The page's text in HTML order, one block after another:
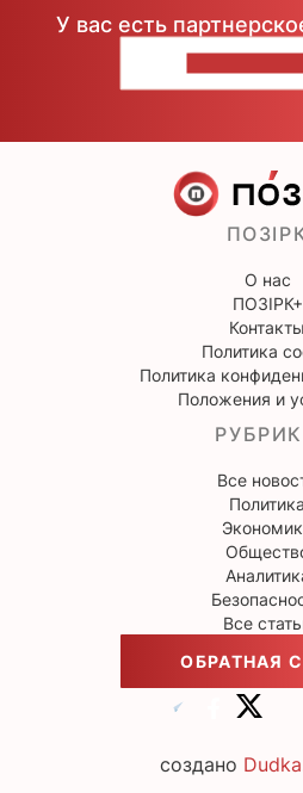
У вас есть
О нас
ПОЗІРК+
Контакты
Политика
Политика
Положения и
Все
Политика
Все
ОБРАТНАЯ
создано